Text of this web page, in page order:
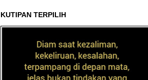
KUTIPAN TERPILIH